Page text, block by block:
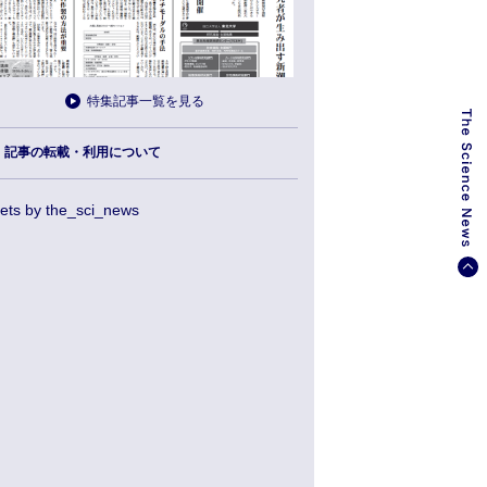
特集記事一覧を見る
記事の転載・利用について
by the_sci_news